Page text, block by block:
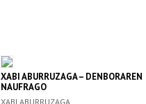
XABI ABURRUZAGA – DENBORAREN
NAUFRAGO
XABI ABURRUZAGA